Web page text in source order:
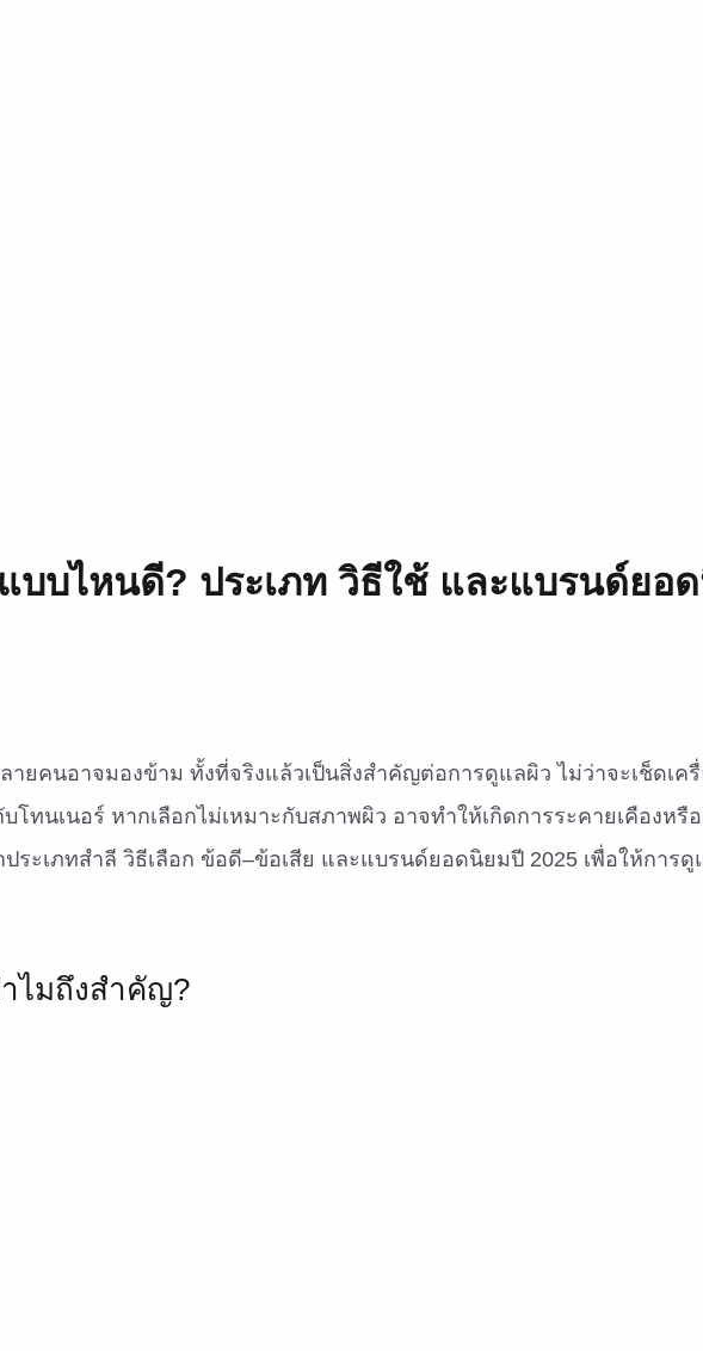
บบไหนดี? ประเภท วิธีใช้ และแบรนด์ยอ
ายคนอาจมองข้าม ทั้งที่จริงแล้วเป็นสิ่งสำคัญต่อการดูแลผิว ไม่ว่าจะเช็ดเครื่
โทนเนอร์ หากเลือกไม่เหมาะกับสภาพผิว อาจทำให้เกิดการระคายเคืองหรื
ะเภทสำลี วิธีเลือก ข้อดี–ข้อเสีย และแบรนด์ยอดนิยมปี 2025 เพื่อให้การดู
ไมถึงสำคัญ?